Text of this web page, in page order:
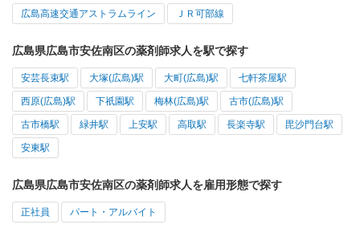
広島高速交通アストラムライン ＪＲ可部線
広島県広島市安佐南区の薬剤師求人を駅で探す
安芸長束駅 大塚(広島)駅 大町(広島)駅 七軒茶屋駅
西原(広島)駅 下祇園駅 梅林(広島)駅 古市(広島)駅
古市橋駅 緑井駅 上安駅 高取駅 長楽寺駅 毘沙門台駅
安東駅
広島県広島市安佐南区の薬剤師求人を雇用形態で探す
正社員 パート・アルバイト